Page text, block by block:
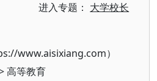
进入专题： 大学校长
www.aisixiang.com）
高等教育